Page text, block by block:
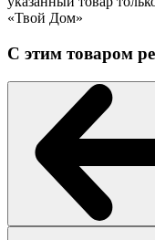
«Твой Дом»
С этим товаром